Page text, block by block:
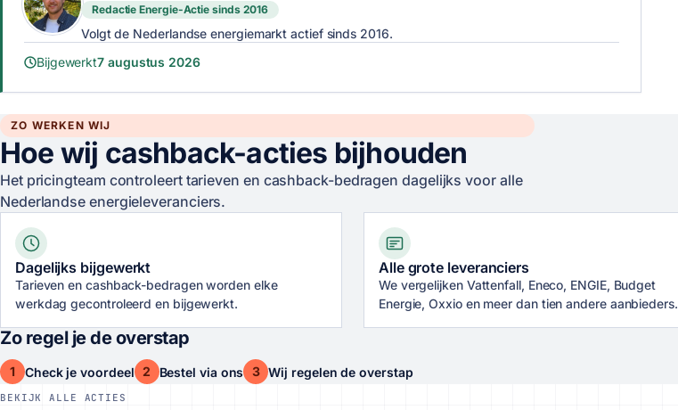
Redactie Energie-Actie sinds 2016
Volgt de Nederlandse energiemarkt actief sinds 2016.
Bijgewerkt7 augustus 2026
ZO WERKEN WIJ
Hoe wij cashback-acties bijhouden
Het pricingteam controleert tarieven en cashback-bedragen dagelijks voor alle
Nederlandse energieleveranciers.
Dagelijks bijgewerkt
Tarieven en cashback-bedragen worden elke
werkdag gecontroleerd en bijgewerkt.
Alle grote leveranciers
We vergelijken Vattenfall, Eneco, ENGIE, Budget
Energie, Oxxio en meer dan tien andere aanbieders.
Zo regel je de overstap
1 Check je voordeel 2 Bestel via ons 3 Wij regelen de overstap
BEKIJK ALLE ACTIES